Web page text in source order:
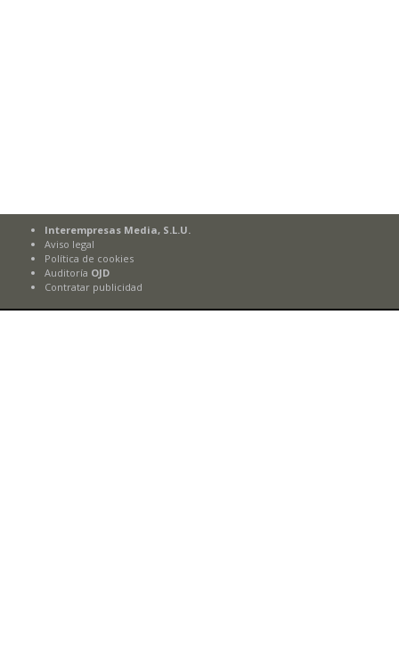
Interempresas Media, S.L.U.
Aviso legal
Política de cookies
Auditoría OJD
Contratar publicidad